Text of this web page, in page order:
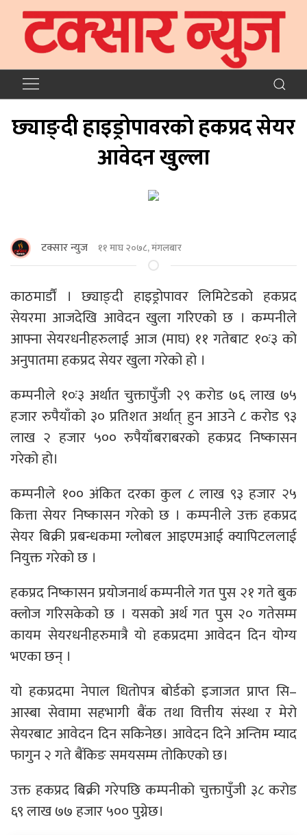
छ्याङ्दी हाइड्रोपावरकाे हकप्रद सेयर
आवेदन खुल्ला
टक्सार न्युज ११ माघ २०७८, मंगलबार
काठमार्डौं । छ्याङ्दी हाइड्रोपावर लिमिटेडको हकप्रद
सेयरमा आजदेखि आवेदन खुला गरिएको छ । कम्पनीले
आफ्ना सेयरधनीहरुलाई आज (माघ) ११ गतेबाट १०ः३ को
अनुपातमा हकप्रद सेयर खुला गरेको हो ।
कम्पनीले १०ः३ अर्थात चुक्तापुँजी २९ करोड ७६ लाख ७५
हजार रुपैयाँको ३० प्रतिशत अर्थात् हुन आउने ८ करोड ९३
लाख २ हजार ५०० रुपैयाँबराबरको हकप्रद निष्कासन
गरेको हो।
कम्पनीले १०० अंकित दरका कुल ८ लाख ९३ हजार २५
कित्ता सेयर निष्कासन गरेको छ । कम्पनीले उक्त हकप्रद
सेयर बिक्री प्रबन्धकमा ग्लोबल आइएमआई क्यापिटललाई
नियुक्त गरेको छ ।
हकप्रद निष्कासन प्रयोजनार्थ कम्पनीले गत पुस २१ गते बुक
क्लोज गरिसकेको छ । यसको अर्थ गत पुस २० गतेसम्म
कायम सेयरधनीहरुमात्रै यो हकप्रदमा आवेदन दिन योग्य
भएका छन् ।
यो हकप्रदमा नेपाल धितोपत्र बोर्डको इजाजत प्राप्त सि–
आस्बा सेवामा सहभागी बैंक तथा वित्तीय संस्था र मेरो
सेयरबाट आवेदन दिन सकिनेछ। आवेदन दिने अन्तिम म्याद
फागुन २ गते बैंकिङ समयसम्म तोकिएको छ।
उक्त हकप्रद बिक्री गरेपछि कम्पनीको चुक्तापुँजी ३८ करोड
६९ लाख ७७ हजार ५०० पुग्नेछ।